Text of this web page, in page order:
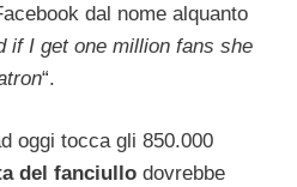
dal nome alquanto
if I get one million fans she
“.
oggi tocca gli 850.000
del fanciullo dovrebbe